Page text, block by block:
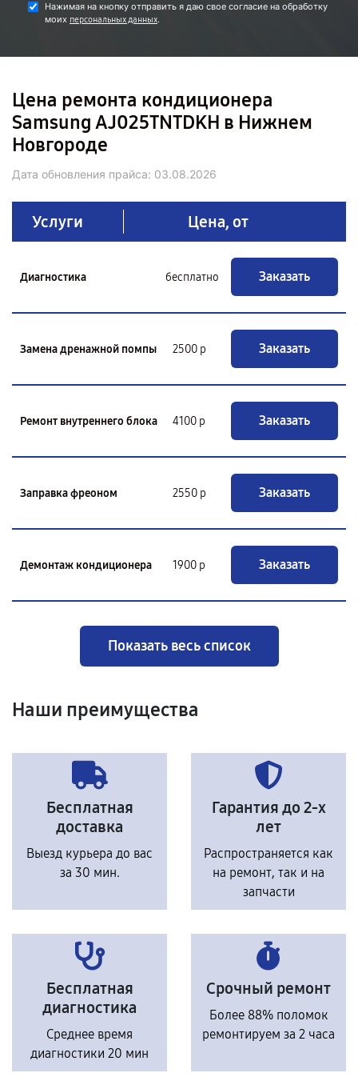
Нажимая на кнопку отправить я даю свое согласие на обработку
моих персональных данных.
Цена ремонта кондиционера
Samsung AJ025TNTDKH в Нижнем
Новгороде
Дата обновления прайса: 03.08.2026
Услуги Цена, от
Диагностика бесплатно Заказать
Замена дренажной помпы 2500 р Заказать
Ремонт внутреннего блока 4100 р Заказать
Заправка фреоном 2550 р Заказать
Демонтаж кондиционера 1900 р Заказать
Показать весь список
Наши преимущества
Бесплатная
доставка
Выезд курьера до вас
за 30 мин.
Гарантия до 2-х
лет
Распространяется как
на ремонт, так и на
запчасти
Бесплатная
диагностика
Среднее время
диагностики 20 мин
Срочный ремонт
Более 88% поломок
ремонтируем за 2 часа